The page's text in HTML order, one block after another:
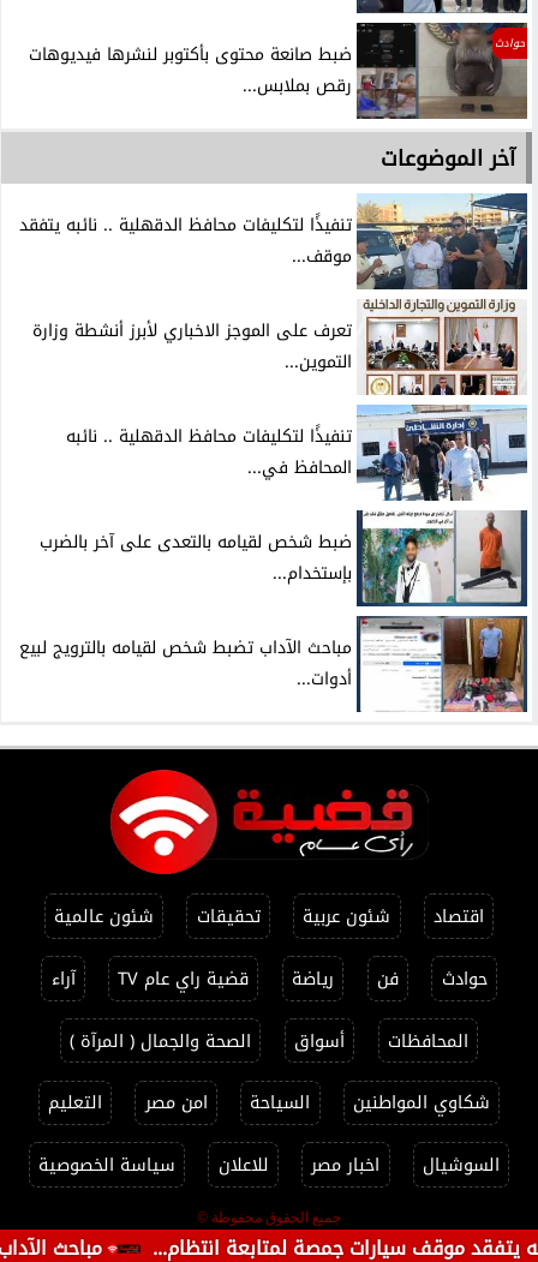
مباحث الآداب موقف سيارات جمصة لمتابعة انتظام...
حوادث
ضبط صانعة محتوى بأكتوبر لنشرها فيديوهات
رقص بملابس...
آخر الموضوعات
تنفيذًا لتكليفات محافظ الدقهلية .. نائبه يتفقد
موقف...
تعرف على الموجز الاخباري لأبرز أنشطة وزارة
التموين...
تنفيذًا لتكليفات محافظ الدقهلية .. نائبه
المحافظ في...
ضبط شخص لقيامه بالتعدى على آخر بالضرب
بإستخدام...
مباحث الآداب تضبط شخص لقيامه بالترويج لبيع
أدوات...
اقتصاد شئون عربية تحقيقات
شئون عالمية
حوادث
فن رياضة قضية راي عام TV
آراء
المحافظات
أسواق
الصحة والجمال ( المرآة )
شكاوي المواطنين
السياحة امن مصر
التعليم
السوشيال
اخبار مصر للاعلان سياسة الخصوصية
جميع الحقوق محفوظة ©